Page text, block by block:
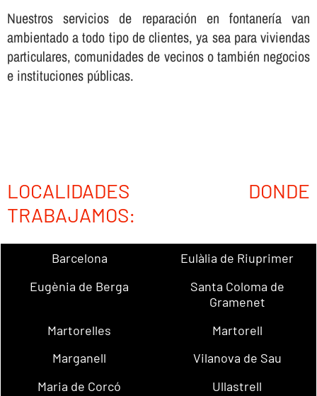
Nuestros servicios de reparación en fontanerí­a van
ambientado a todo tipo de clientes, ya sea para viviendas
particulares, comunidades de vecinos o también negocios
e instituciones públicas.
LOCALIDADES DONDE
TRABAJAMOS:
Barcelona
Eulàlia de Riuprimer
Eugènia de Berga
Santa Coloma de
Gramenet
Martorelles
Martorell
Marganell
Vilanova de Sau
Maria de Corcó
Ullastrell